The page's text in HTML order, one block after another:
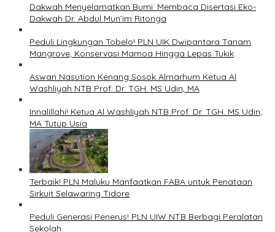
Dakwah Menyelamatkan Bumi: Membaca Disertasi Eko-
Dakwah Dr. Abdul Mun’im Ritonga
Peduli Lingkungan Tobelo! PLN UIK Dwipantara Tanam
Mangrove, Konservasi Mamoa Hingga Lepas Tukik
Aswan Nasution Kenang Sosok Almarhum Ketua Al
Washliyah NTB Prof. Dr. TGH. MS Udin, MA
Innalillahi! Ketua Al Washliyah NTB Prof. Dr. TGH. MS Udin,
MA Tutup Usia
Terbaik! PLN Maluku Manfaatkan FABA untuk Penataan
Sirkuit Selawaring Tidore
Peduli Generasi Penerus! PLN UIW NTB Berbagi Peralatan
Sekolah